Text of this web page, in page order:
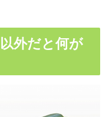
外だと何が